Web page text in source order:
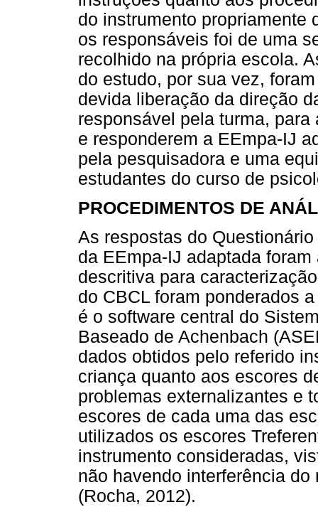
do instrumento propriamente
os responsáveis foi de uma
recolhido na própria escola.
do estudo, por sua vez,
devida liberação da direção
responsável pela turma,
e responderem a EEmpa-IJ
pela pesquisadora e uma
estudantes do curso de
PROCEDIMENTOS DE
As respostas do
da EEmpa-IJ adaptada
descritiva para
do CBCL foram ponderados
é o software central do
Baseado de Achenbach
dados obtidos pelo referido
criança quanto aos escores
problemas externalizantes e
escores de cada uma das
utilizados os escores
instrumento consideradas,
não havendo interferência
(Rocha, 2012).